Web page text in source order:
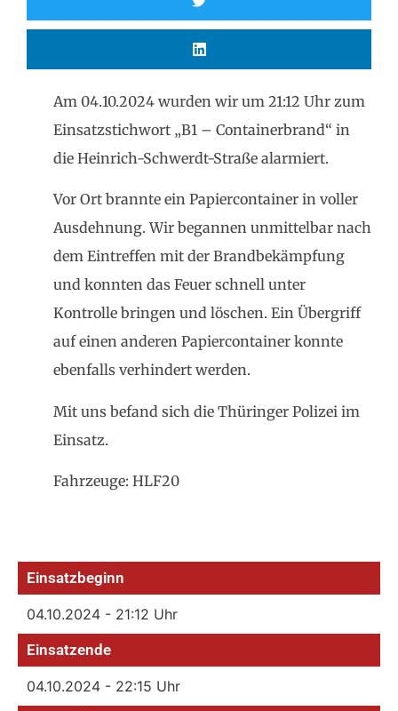
Am 04.10.2024 wurden wir um 21:12 Uhr zum
Einsatzstichwort „B1 – Containerbrand“ in
die Heinrich-Schwerdt-Straße alarmiert.
Vor Ort brannte ein Papiercontainer in voller
Ausdehnung. Wir begannen unmittelbar nach
dem Eintreffen mit der Brandbekämpfung
und konnten das Feuer schnell unter
Kontrolle bringen und löschen. Ein Übergriff
auf einen anderen Papiercontainer konnte
ebenfalls verhindert werden.
Mit uns befand sich die Thüringer Polizei im
Einsatz.
Fahrzeuge: HLF20
Einsatzbeginn
04.10.2024 - 21:12 Uhr
Einsatzende
04.10.2024 - 22:15 Uhr